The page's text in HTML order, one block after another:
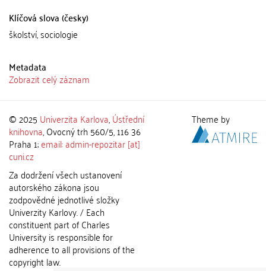
Klíčová slova (česky)
školství, sociologie
Metadata
Zobrazit celý záznam
© 2025 Univerzita Karlova,Ústřední
knihovna, Ovocný trh 560/5, 116 36
Praha 1;email: admin-repozitar [at]
cuni.cz
Za dodržení všech ustanovení
autorského zákona jsou
zodpovědné jednotlivé složky
Univerzity Karlovy. / Each
constituent part of Charles
University is responsible for
adherence to all provisions of the
copyright law.
Theme by